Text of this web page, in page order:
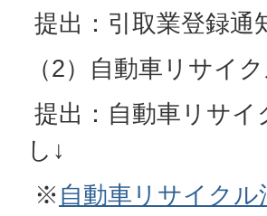
提出：引取業登録通
（2）自動車リサイ
提出：自動車リサ
し↓
※ 自動車リサイク